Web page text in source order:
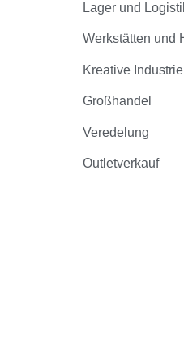
Lager und
Werkstätten und
Kreative
Großhandel
Veredelung
Outletverkauf